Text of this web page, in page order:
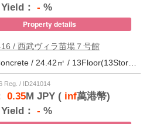
： - %
Property details
/ 西武ヴィラ苗場７号館
Built 40 yrs / Steel reinforced Concrete / 24.42㎡ / 13Floor(13Stories) / 372Units / Distance from the station.
Reg. / ID241014
0.35M JPY (inf萬港幣)
： - %